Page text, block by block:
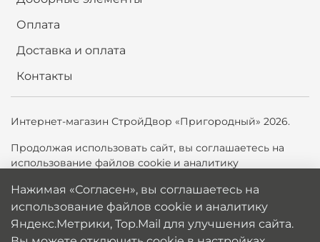
Оплата
Доставка и оплата
Контакты
Интернет-магазин СтройДвор «Пригородный» 2026.
Продолжая использовать сайт, вы соглашаетесь на
использование файлов cookie и аналитику
можете отключить cookie в настройках браузера.
Политика обработки персональных данных
Нажимая «Согласен», вы соглашаетесь на
использование файлов cookie и аналитику
Яндекс.Метрики, Top.Mail для улучшения сайта.